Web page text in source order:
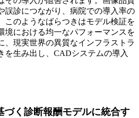
誤診につながり、病院での導入率の
このようなばらつきはモデル検証を
境における均一なパフォーマンスを
、現実世界の異質なインフラストラ
を生み出し、CADシステムの導入
づく診断報酬モデルに統合す